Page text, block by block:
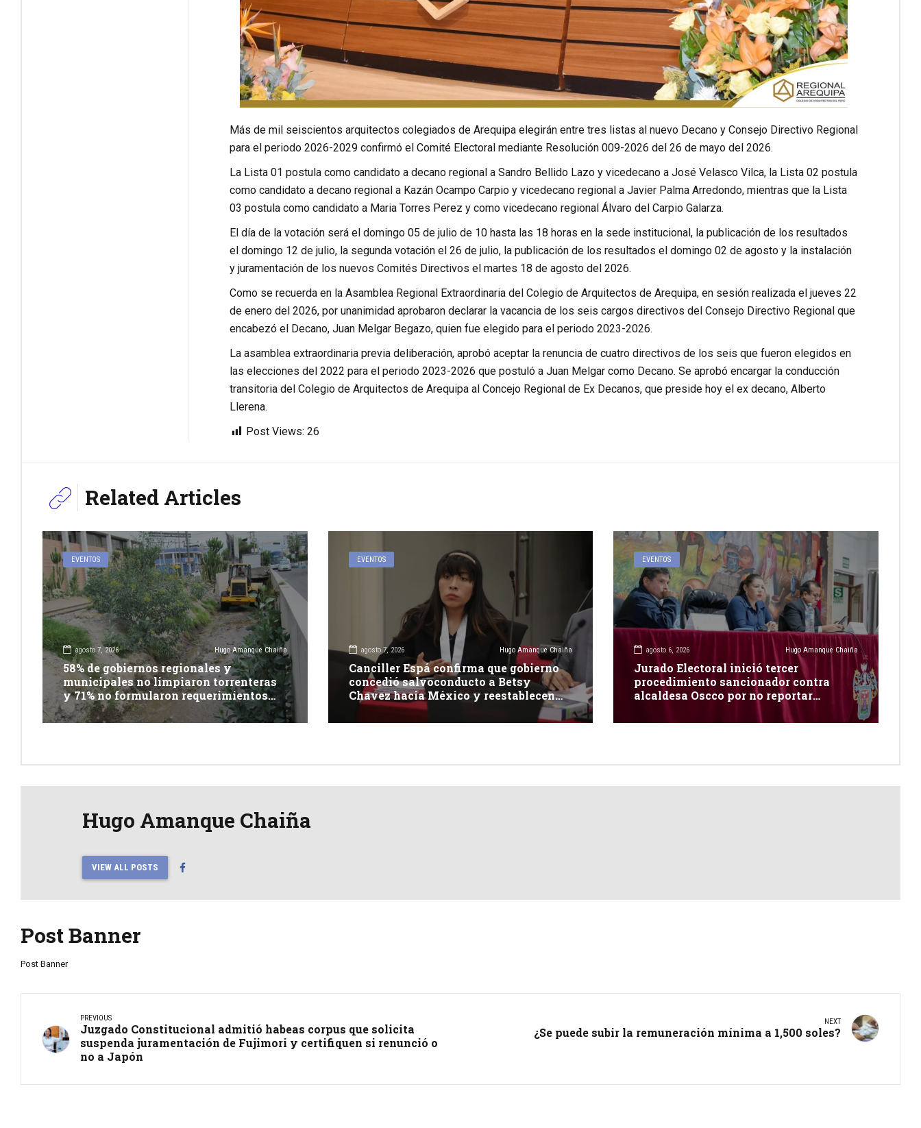
Más de mil seiscientos arquitectos colegiados de Arequipa elegirán entre tres listas al nuevo Decano y Consejo Directivo Regional
para el periodo 2026-2029 confirmó el Comité Electoral mediante Resolución 009-2026 del 26 de mayo del 2026.
La Lista 01 postula como candidato a decano regional a Sandro Bellido Lazo y vicedecano a José Velasco Vilca, la Lista 02 postula
como candidato a decano regional a Kazán Ocampo Carpio y vicedecano regional a Javier Palma Arredondo, mientras que la Lista
03 postula como candidato a Maria Torres Perez y como vicedecano regional Álvaro del Carpio Galarza.
El día de la votación será el domingo 05 de julio de 10 hasta las 18 horas en la sede institucional, la publicación de los resultados
el domingo 12 de julio, la segunda votación el 26 de julio, la publicación de los resultados el domingo 02 de agosto y la instalación
y juramentación de los nuevos Comités Directivos el martes 18 de agosto del 2026.
Como se recuerda en la Asamblea Regional Extraordinaria del Colegio de Arquitectos de Arequipa, en sesión realizada el jueves 22
de enero del 2026, por unanimidad aprobaron declarar la vacancia de los seis cargos directivos del Consejo Directivo Regional que
encabezó el Decano, Juan Melgar Begazo, quien fue elegido para el periodo 2023-2026.
La asamblea extraordinaria previa deliberación, aprobó aceptar la renuncia de cuatro directivos de los seis que fueron elegidos en
las elecciones del 2022 para el periodo 2023-2026 que postuló a Juan Melgar como Decano. Se aprobó encargar la conducción
transitoria del Colegio de Arquitectos de Arequipa al Concejo Regional de Ex Decanos, que preside hoy el ex decano, Alberto
Llerena.
Post Views: 26
Related Articles
EVENTOS
agosto 7, 2026 Hugo Amanque Chaiña
58% de gobiernos regionales y
municipales no limpiaron torrenteras
y 71% no formularon requerimientos
presupuestales afirma informe de
Contraloría
EVENTOS
agosto 7, 2026 Hugo Amanque Chaiña
Canciller Espá confirma que gobierno
concedió salvoconducto a Betsy
Chavez hacia México y reestablecen
relaciones con dicho país
EVENTOS
agosto 6, 2026 Hugo Amanque Chaiña
Jurado Electoral inició tercer
procedimiento sancionador contra
alcaldesa Oscco por no reportar
Hugo Amanque Chaiña
VIEW ALL POSTS
Post Banner
Post Banner
PREVIOUS
Juzgado Constitucional admitió habeas corpus que solicita
suspenda juramentación de Fujimori y certifiquen si renunció o
no a Japón
NEXT
¿Se puede subir la remuneración mínima a 1,500 soles?